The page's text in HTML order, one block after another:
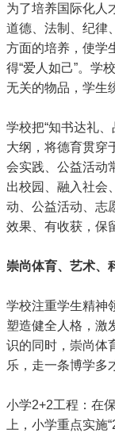
为了培养国际化人
道德、法制、纪律
方面的培养，使学
得“爱人如己”。学
无关的物品，学生
学校把“知书达礼
大纲，将德育贯穿
会实践、公益活动
出校园、融入社会
动、公益活动、志
效果、有收获，保
崇尚体育、艺术、
学校注重学生精神
塑造健全人格，激
识的同时，崇尚体
乐，走一条博学多
小学2+2工程：在
上，小学重点实施